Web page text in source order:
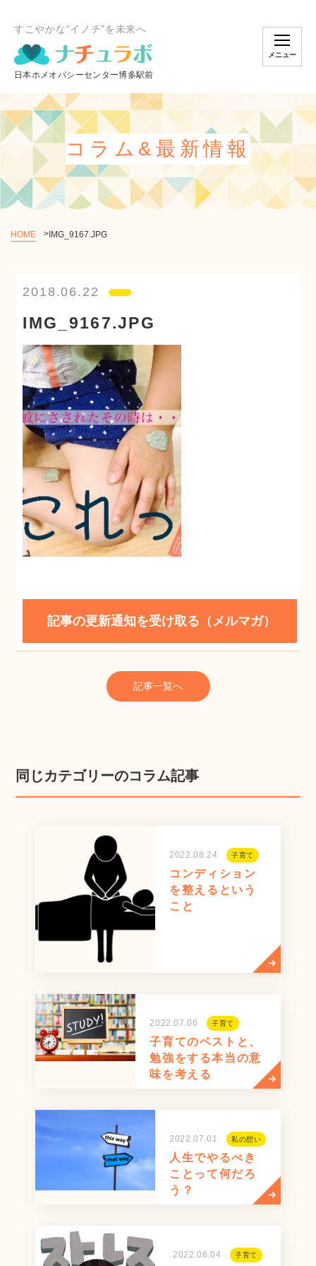
すこやかな”イノチ”を未来へ
オンラインスクール
ショッピング
自然派ママのコミュニティ
メニュー
コラム&最新情報
HOME IMG_9167.JPG
2018.06.22
IMG_9167.JPG
記事の更新通知を受け取る（メルマガ）
記事一覧へ
同じカテゴリーのコラム記事
2022.08.24 子育て
コンディション
を整えるという
こと
2022.07.06 子育て
子育てのベストと、
勉強をする本当の意
味を考える
2022.07.01 私の想い
人生でやるべき
ことって何だろ
う？
2022.06.04 子育て